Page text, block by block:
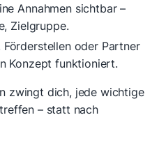
Annahmen sichtbar –
Zielgruppe.
Förderstellen oder Partner
Konzept funktioniert.
zwingt dich, jede wichtige
– statt nach